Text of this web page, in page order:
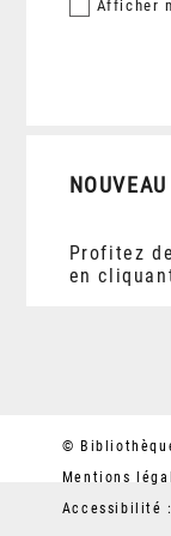
Afficher
Profitez
en
©
Mentions
Accessibilité